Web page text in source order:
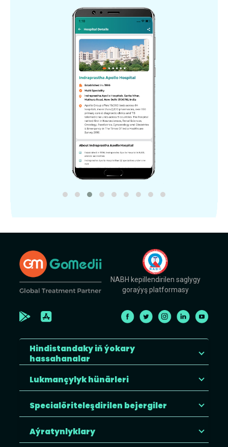
NABH kepillendirilen saglygy
goraýyş platformasy
Hindistandaky iň ýokary
hassahanalar
Lukmançylyk hünärleri
Specialöriteleşdirilen bejergiler
Aýratynlyklary